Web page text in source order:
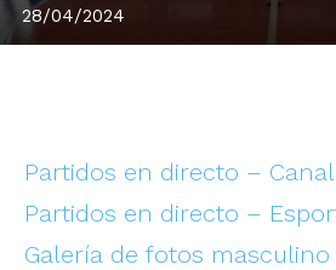
28/04/2024
Partidos en directo – Canal
Partidos en directo –
Galería de fotos masculino